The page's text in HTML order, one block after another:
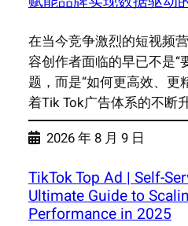
在当今竞争激烈的短视频
容创作者面临的早已不是“
题，而是“如何更高效、更
着Tik Tok广告体系的不断
2026 年 8 月 9 日
TikTok Top Ad | Self-
Ultimate Guide to
Performance in 2025